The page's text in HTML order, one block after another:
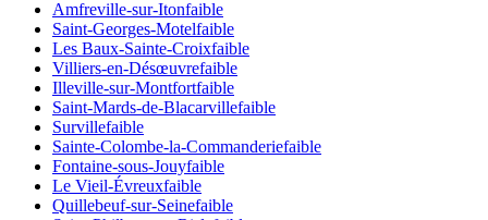
Amfreville-sur-Itonfaible
Saint-Georges-Motelfaible
Les Baux-Sainte-Croixfaible
Villiers-en-Désœuvrefaible
Illeville-sur-Montfortfaible
Saint-Mards-de-Blacarvillefaible
Survillefaible
Sainte-Colombe-la-Commanderiefaible
Fontaine-sous-Jouyfaible
Le Vieil-Évreuxfaible
Quillebeuf-sur-Seinefaible